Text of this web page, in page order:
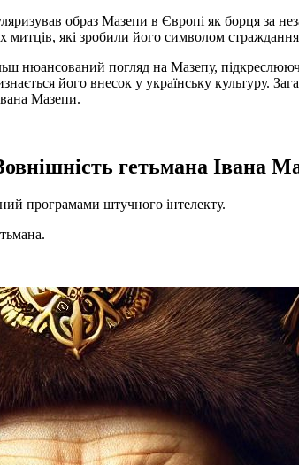
образ Мазепи в Європі як борця за
які зробили його символом
нюансований погляд на Мазепу,
його внесок у українську культуру.
Мазепи.
гетьмана Івана
програмами штучного інтелекту.